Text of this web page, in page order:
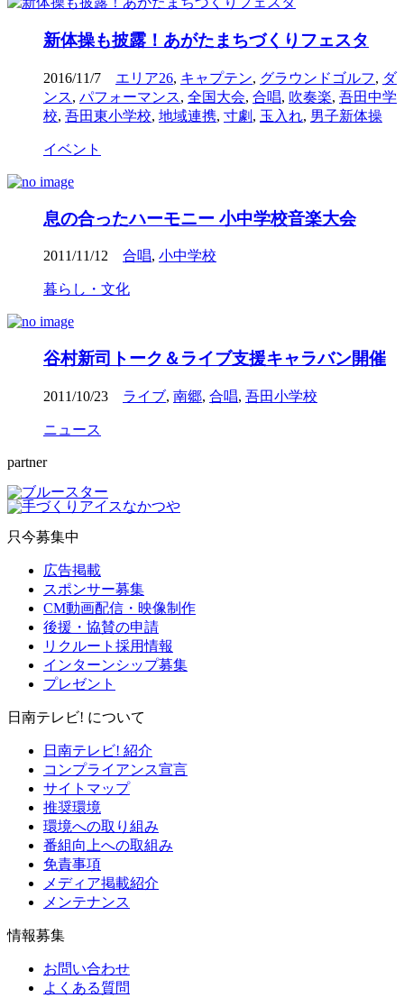
新体操も披露！あがたまちづくりフェスタ
2016/11/7 エリア26, キャプテン, グラウンドゴルフ, ダ
ンス, パフォーマンス, 全国大会, 合唱, 吹奏楽, 吾田中学
校, 吾田東小学校, 地域連携, 寸劇 , 玉入れ, 男子新体操
イベント
息の合ったハーモニー 小中学校音楽大会
2011/11/12 合唱, 小中学校
暮らし・文化
谷村新司トーク＆ライブ支援キャラバン開催
2011/10/23 ライブ, 南郷, 合唱, 吾田小学校
ニュース
partner
只今募集中
広告掲載
スポンサー募集
CM動画配信・映像制作
後援・協賛の申請
リクルート採用情報
インターンシップ募集
プレゼント
日南テレビ! について
日南テレビ! 紹介
コンプライアンス宣言
サイトマップ
推奨環境
環境への取り組み
番組向上への取組み
免責事項
メディア掲載紹介
メンテナンス
情報募集
お問い合わせ
よくある質問